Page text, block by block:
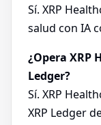
Sí. XRP
salud con IA
¿Opera XRP
Ledger?
Sí. XRP
XRP Ledger